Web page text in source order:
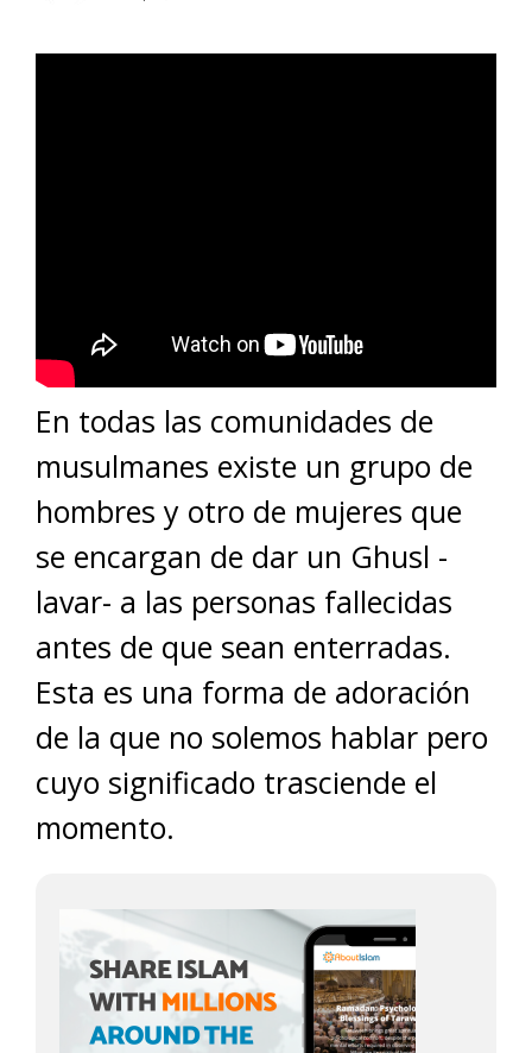
En todas las comunidades de
musulmanes existe un grupo de
hombres y otro de mujeres que
se encargan de dar un Ghusl -
lavar- a las personas fallecidas
antes de que sean enterradas.
Esta es una forma de adoración
de la que no solemos hablar pero
cuyo significado trasciende el
momento.